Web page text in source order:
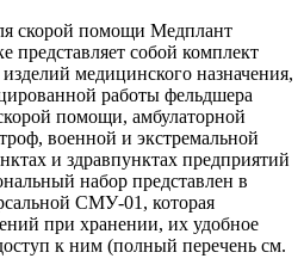
скорой помощи Медплант
собой комплект
медицинского назначения,
работы фельдшера
помощи, амбулаторной
военной и экстремальной
и здравпунктах предприятий
набор представлен в
СМУ-01, которая
при хранении, их удобное
к ним (полный перечень см.